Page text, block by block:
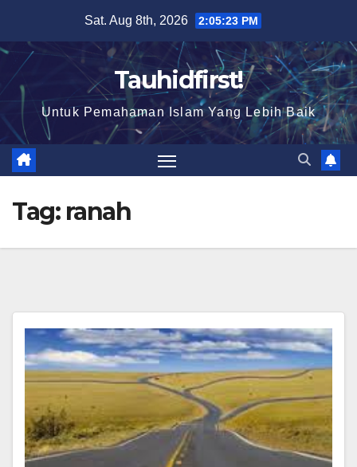
content
Sat. Aug 8th, 2026 2:05:23 PM
Tauhidfirst!
Untuk Pemahaman Islam Yang Lebih Baik
Tag: ranah